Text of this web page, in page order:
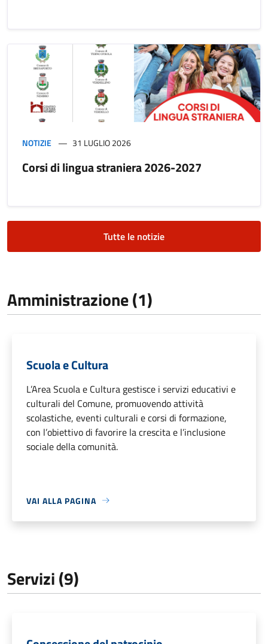
NOTIZIE 31 LUGLIO 2026
Corsi di lingua straniera 2026-2027
Tutte le notizie
Amministrazione (1)
Scuola e Cultura
L’Area Scuola e Cultura gestisce i servizi educativi e
culturali del Comune, promuovendo attività
scolastiche, eventi culturali e corsi di formazione,
con l’obiettivo di favorire la crescita e l’inclusione
sociale della comunità.
VAI ALLA PAGINA
Servizi (9)